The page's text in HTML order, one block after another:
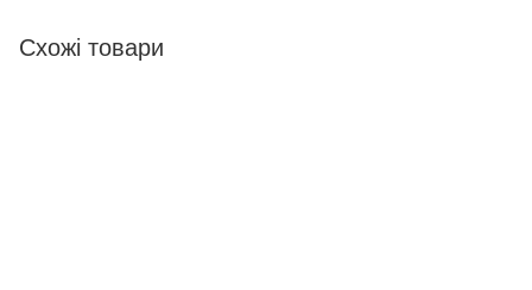
Схожі товари